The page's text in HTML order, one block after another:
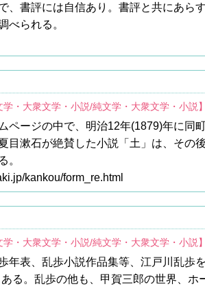
、書評には自信あり。書評と共にあ
べられる。
・大衆文学・小説/純文学・大衆文学・小説】
ページの中で、明治12年(1879)年に同
目漱石が絶賛した小説「土」は、その
。
kankou/form_re.html
・大衆文学・小説/純文学・大衆文学・小説】
年表、乱歩小説作品集等、江戸川乱歩
る。乱歩の他も、甲賀三郎の世界、ホ